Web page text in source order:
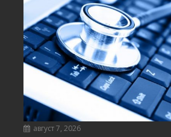
август 7, 2026